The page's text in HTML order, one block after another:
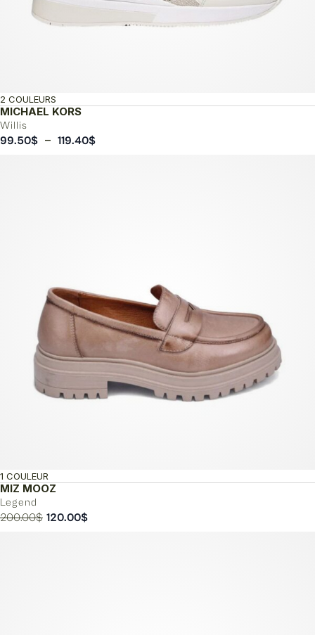
MICHAEL KORS
Willis
2 COULEURS
99.50$ – 119.40$Plage
MIZ MOOZ
Legend
1 COULEUR
200.00$ Le
120.00$Le